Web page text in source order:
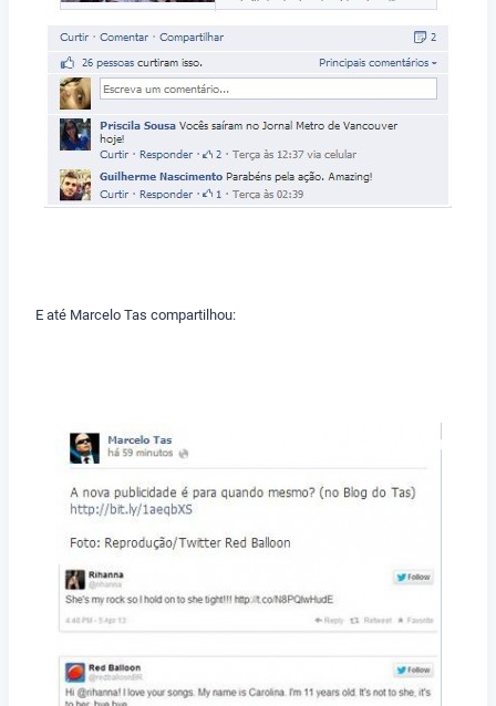
E até Marcelo Tas compartilhou: